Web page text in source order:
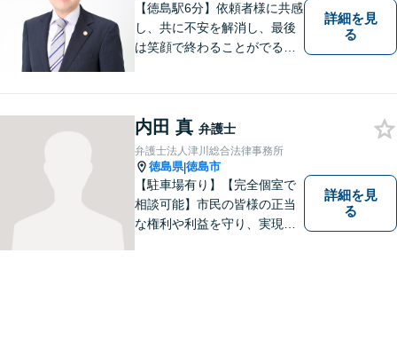
【徳島駅6分】依頼者様に共感
し、共に不安を解消し、最後
は笑顔で終わることがでるよ
相談にのっています。 まずは
ご相談ください。
詳細を見
る
内田 真 弁護士
弁護士法人津川総合法律事務所
徳島県|徳島市
【駐車場有り】【完全個室で
相談可能】市民の皆様の正当
な権利や利益を守り、実現す
詳細を見
る